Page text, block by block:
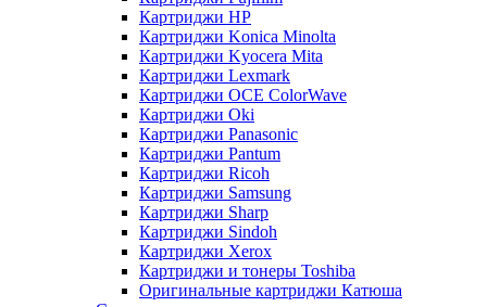
Картриджи HP
Картриджи Konica Minolta
Картриджи Kyocera Mita
Картриджи Lexmark
Картриджи OCE ColorWave
Картриджи Oki
Картриджи Panasonic
Картриджи Pantum
Картриджи Ricoh
Картриджи Samsung
Картриджи Sharp
Картриджи Sindoh
Картриджи Xerox
Картриджи и тонеры Toshiba
Оригинальные картриджи Катюша